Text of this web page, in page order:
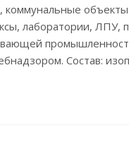
лаборатории, ЛПУ,
Состав: